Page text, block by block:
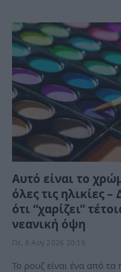
Αυτό είναι το
όλες τις ηλικίες
ότι “χαρίζει”
νεανική όψη
Πε, 6 Αυγ 2026 20:16
Το ρουζ είναι ένα από